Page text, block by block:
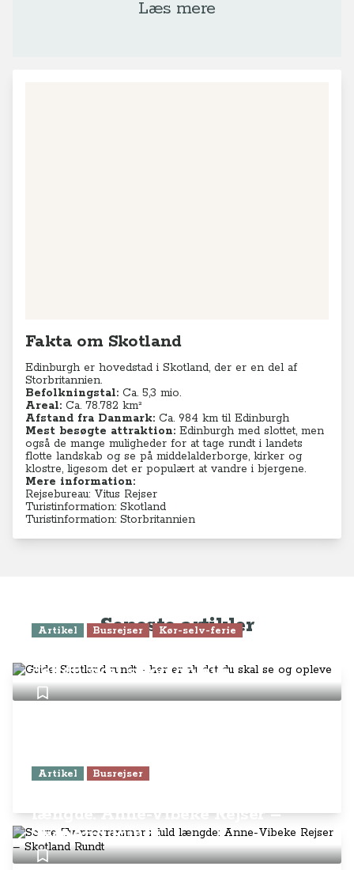
Læs mere
Fakta om Skotland
Edinburgh er hovedstad i Skotland, der er en del af
Storbritannien.
Befolkningstal: Ca. 5,3 mio.
Areal: Ca. 78.782 km²
Afstand fra Danmark: Ca. 984 km til Edinburgh
Mest besøgte attraktion: Edinburgh med slottet, men
også de mange muligheder for at tage rundt i landets
flotte landskab og se på middelalderborge, kirker og
klostre, ligesom det er populært at vandre i bjergene.
Mere information:
Rejsebureau: Vitus Rejser
Turistinformation: Skotland
Turistinformation: Storbritannien
Seneste artikler
Artikel Busrejser Kør-selv-ferie
det du skal se og opleve
Artikel Busrejser
længde: Anne-Vibeke Rejser –
Skotland Rundt